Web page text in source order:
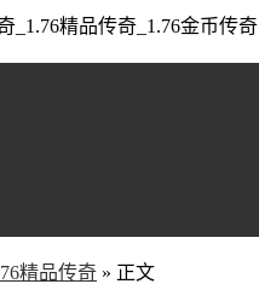
_1.76精品传奇_1.76金币传奇
精品传奇 » 正文